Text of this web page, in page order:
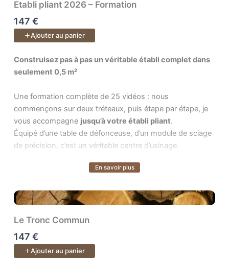
Etabli pliant 2026 – Formation
147 €
Ajouter au panier
Construisez pas à pas un véritable établi complet dans
Construisez pas à pas un véritable établi complet dans
seulement 0,5 m²
Une formation complète de 25 vidéos : nous
commençons sur deux tréteaux, puis étape par étape, je
vous accompagne jusqu’à votre établi pliant.
Équipé d’une table de défonceuse, d’un module de sciage
de précision, c’est un véritable centre d’usinage.
l’espace de formation pour poser vos questions.
En savoir plus
Le Tronc Commun
147 €
Ajouter au panier